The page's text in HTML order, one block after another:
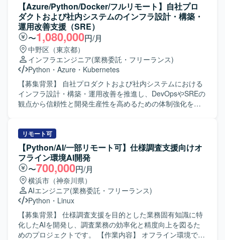
【Azure/Python/Docker/フルリモート】自社プロ
ダクトおよび社内システムのインフラ設計・構築・
運用改善支援（SRE）
〜1,080,000円/月
中野区（東京都）
インフラエンジニア(業務委託・フリーランス)
Python ・ Azure ・ Kubernetes
【募集背景】 自社プロダクトおよび社内システムにおける
インフラ設計・構築・運用改善を推進し、DevOpsやSREの
観点から信頼性と開発生産性を高めるための体制強化を行
いただきます。会計データを扱う高いセキュリティ要件を
満たしながら、開発チームが迅速かつ安全にデプロイでき
る環境を構築していただきます。SLI/SLOによる信頼性の指
標化、IaCによる再現性のある基盤づくり、監視・オブザー
バビリティ基盤の整備を通じて、属人化しない運用体制を
組織に根付かせていただきます。 【求める人物像】 インフ
ラやSRE領域に強い関心を持ち、DevOpsの推進や運用改善
に主体的に取り組んでいただける方を求めています。開発
チームと連携しながら、信頼性向上とデリバリー速度の両
立を意識して行動できる方が望ましいです。 【ポジション
の魅力】 自社プロダクトと社内システムの双方に関わりな
リモート可
【Python/AI/一部リモート可】仕様調査支援向けオ
フライン環境AI開発
〜700,000円/月
横浜市（神奈川県）
AIエンジニア(業務委託・フリーランス)
Python ・ Linux
【募集背景】 仕様調査支援を目的とした業務固有知識に特
化したAIを開発し、調査業務の効率化と精度向上を図るた
めのプロジェクトです。 【作業内容】 オフライン環境で利